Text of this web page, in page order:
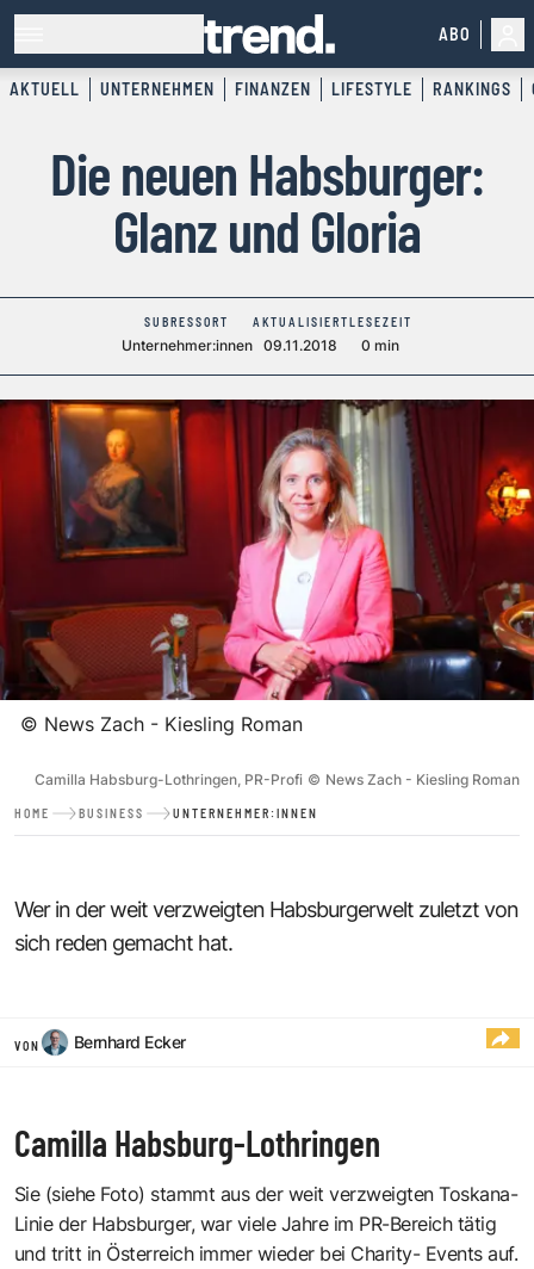
ABO
AKTUELL UNTERNEHMEN FINANZEN LIFESTYLE RANKINGS
Die neuen Habsburger:
Glanz und Gloria
SUBRESSORT
Unternehmer:innen
AKTUALISIERT
09.11.2018
LESEZEIT
0 min
© News Zach - Kiesling Roman
Camilla Habsburg-Lothringen, PR-Profi © News Zach - Kiesling Roman
HOME BUSINESS UNTERNEHMER:INNEN
Wer in der weit verzweigten Habsburgerwelt zuletzt von
sich reden gemacht hat.
VON Bernhard Ecker
Camilla Habsburg-Lothringen
Sie (siehe Foto) stammt aus der weit verzweigten Toskana-
Linie der Habsburger, war viele Jahre im PR-Bereich tätig
und tritt in Österreich immer wieder bei Charity- Events auf.